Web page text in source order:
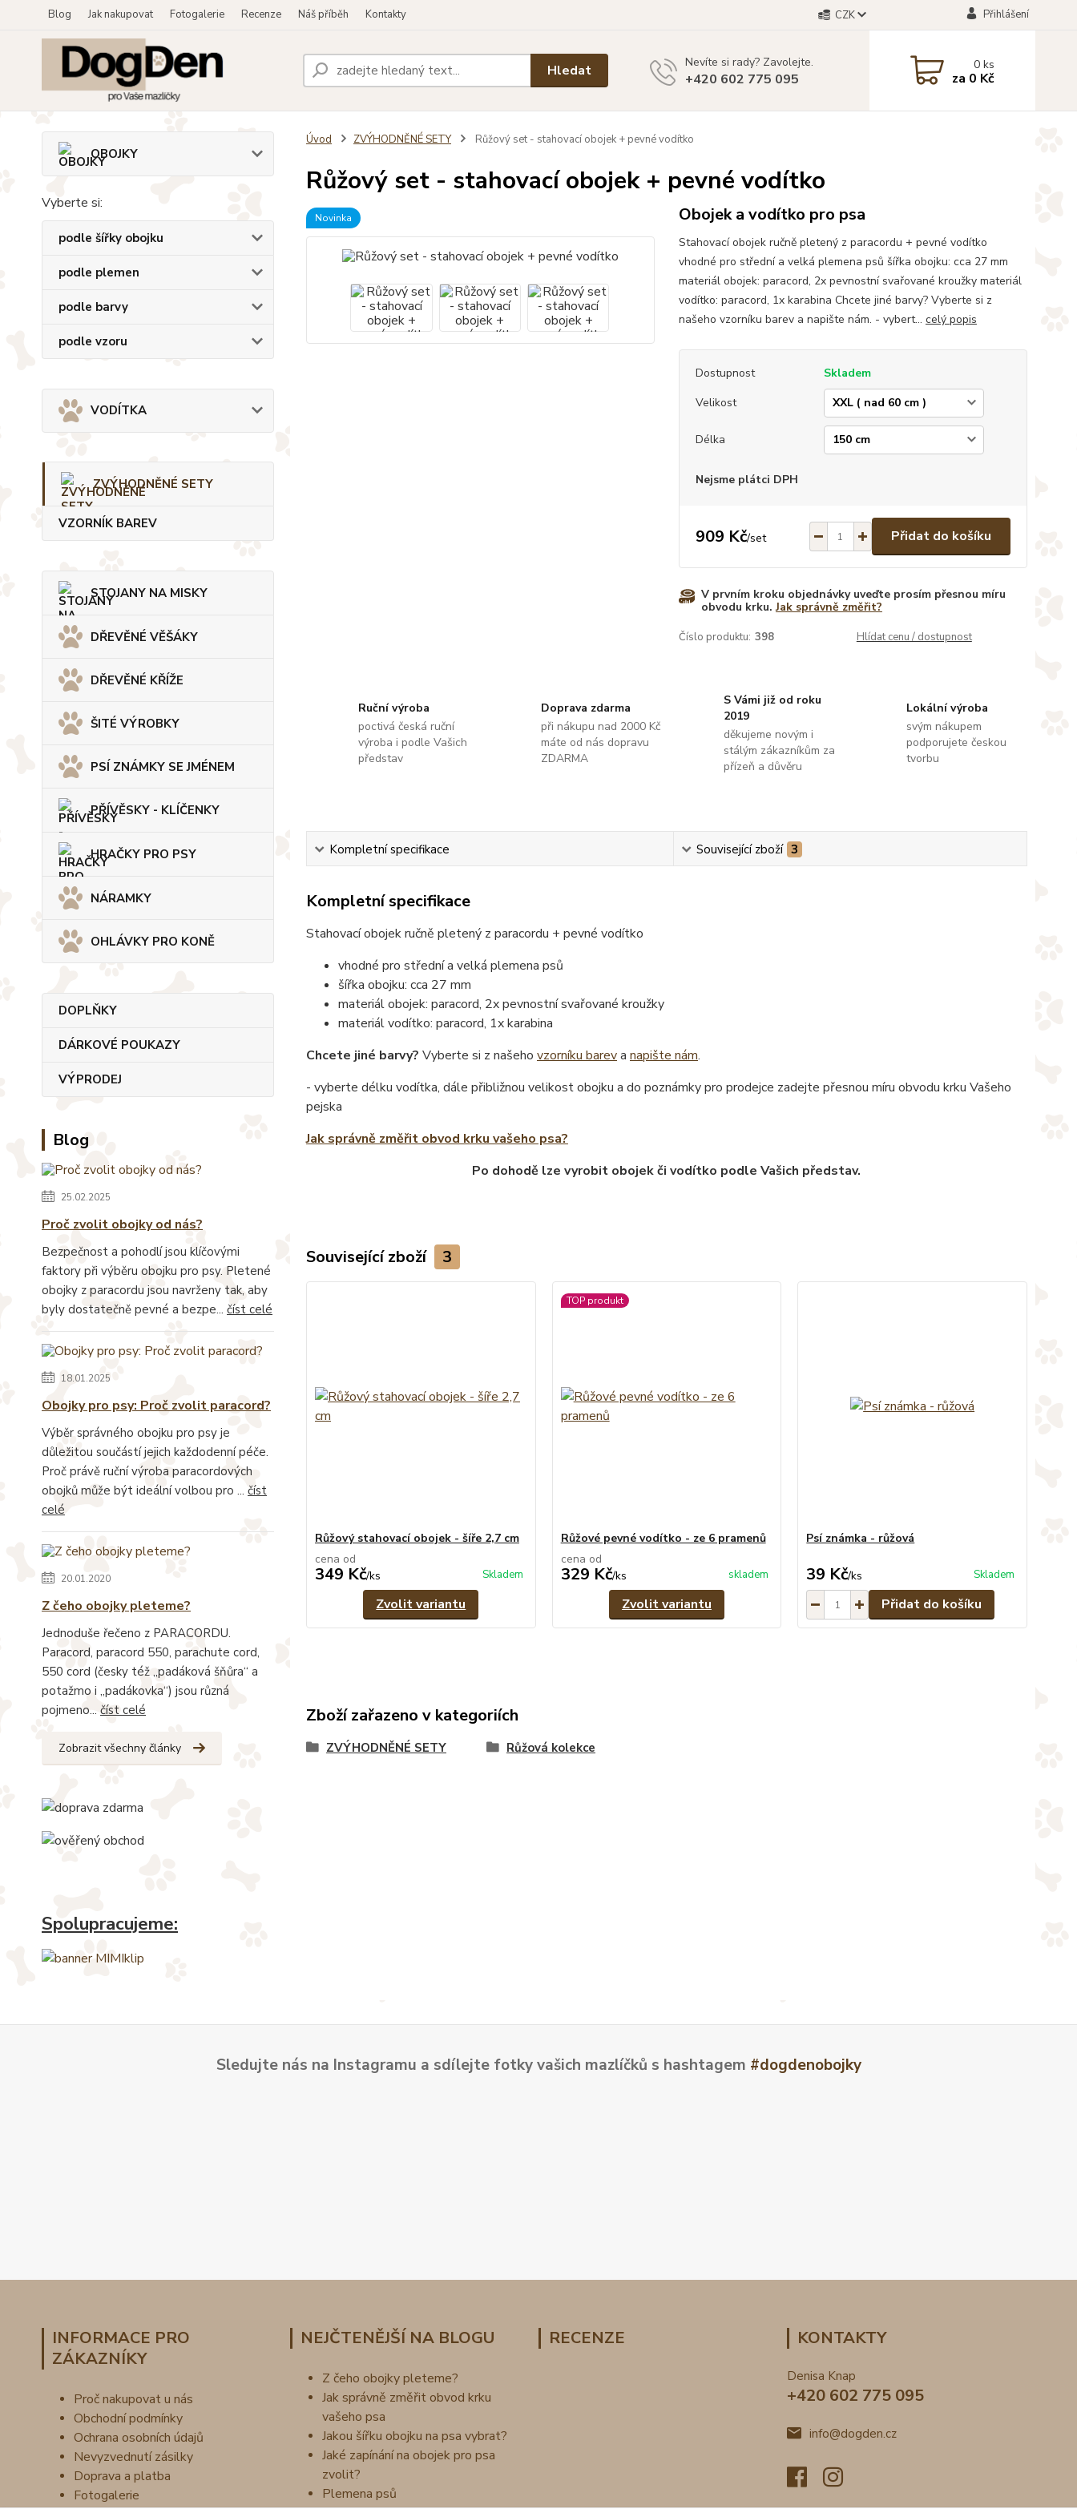
Blog Jak nakupovat Fotogalerie Recenze Náš příběh Kontakty CZK Přihlášení
Hledat Nevíte si rady? Zavolejte.
+420 602 775 095
0ks
za 0 Kč
OBOJKY
Vyberte si:
podle šířky obojku
podle plemen
podle barvy
podle vzoru
VODÍTKA
ZVÝHODNĚNÉ SETY
VZORNÍK BAREV
STOJANY NA MISKY
DŘEVĚNÉ VĚŠÁKY
DŘEVĚNÉ KŘÍŽE
ŠITÉ VÝROBKY
PSÍ ZNÁMKY SE JMÉNEM
PŘÍVĚSKY - KLÍČENKY
HRAČKY PRO PSY
NÁRAMKY
OHLÁVKY PRO KONĚ
DOPLŇKY
DÁRKOVÉ POUKAZY
VÝPRODEJ
Blog
25.02.2025
Proč zvolit obojky od nás?
Bezpečnost a pohodlí jsou klíčovými
faktory při výběru obojku pro psy. Pletené
obojky z paracordu jsou navrženy tak, aby
byly dostatečně pevné a bezpe... číst celé
18.01.2025
Obojky pro psy: Proč zvolit paracord?
Výběr správného obojku pro psy je
důležitou součástí jejich každodenní péče.
Proč právě ruční výroba paracordových
obojků může být ideální volbou pro ... číst
celé
20.01.2020
Z čeho obojky pleteme?
Jednoduše řečeno z PARACORDU.
Paracord, paracord 550, parachute cord,
550 cord (česky též „padáková šňůra“ a
potažmo i „padákovka“) jsou různá
pojmeno... číst celé
Zobrazit všechny články
Spolupracujeme:
Úvod ZVÝHODNĚNÉ SETY Růžový set - stahovací obojek + pevné vodítko
Růžový set - stahovací obojek + pevné vodítko
Novinka Obojek a vodítko pro psa
Stahovací obojek ručně pletený z paracordu + pevné vodítko
vhodné pro střední a velká plemena psů šířka obojku: cca 27 mm
materiál obojek: paracord, 2x pevnostní svařované kroužky materiál
vodítko: paracord, 1x karabina Chcete jiné barvy? Vyberte si z
našeho vzorníku barev a napište nám. - vybert... celý popis
Dostupnost
Skladem
Velikost
Délka
Nejsme plátci DPH
909 Kč/set Přidat do košíku
V prvním kroku objednávky uveďte prosím přesnou míru
obvodu krku.Jak správně změřit?
Číslo produktu: 398 Hlídat cenu / dostupnost
Ruční výroba
poctivá česká ruční
výroba i podle Vašich
představ
Doprava zdarma
při nákupu nad 2000 Kč
máte od nás dopravu
ZDARMA
S Vámi již od roku
2019
děkujeme novým i
stálým zákazníkům za
přízeň a důvěru
Lokální výroba
svým nákupem
podporujete českou
tvorbu
Kompletní specifikace Související zboží 3
Kompletní specifikace
Stahovací obojek ručně pletený z paracordu + pevné vodítko
vhodné pro střední a velká plemena psů
šířka obojku: cca 27 mm
materiál obojek: paracord, 2x pevnostní svařované kroužky
materiál vodítko: paracord, 1x karabina
Chcete jiné barvy? Vyberte si z našeho vzorníku bareva napište nám.
- vyberte délku vodítka, dále přibližnou velikost obojku a do poznámky pro prodejce zadejte přesnou míru obvodu krku Vašeho
pejska
Jak správně změřit obvod krku vašeho psa?
Po dohodě lze vyrobit obojek či vodítko podle Vašich představ.
Související zboží 3
Růžový stahovací obojek - šíře 2,7 cm
cena od
349 Kč/ks Skladem
Zvolit variantu
TOP produkt
Růžové pevné vodítko - ze 6 pramenů
cena od
329 Kč/ks skladem
Zvolit variantu
Psí známka - růžová
39 Kč/ks Skladem
Přidat do košíku
Zboží zařazeno v kategoriích
ZVÝHODNĚNÉ SETY Růžová kolekce
Sledujte nás na Instagramu a sdílejte fotky vašich mazlíčků s hashtagem #dogdenobojky
INFORMACE PRO
ZÁKAZNÍKY
Proč nakupovat u nás
Obchodní podmínky
Ochrana osobních údajů
Nevyzvednutí zásilky
Doprava a platba
Fotogalerie
NEJČTENĚJŠÍ NA BLOGU
Z čeho obojky pleteme?
Jak správně změřit obvod krku
vašeho psa
Jakou šířku obojku na psa vybrat?
Jaké zapínání na obojek pro psa
zvolit?
Plemena psů
RECENZE KONTAKTY
Denisa Knap
+420 602 775 095
info@dogden.cz